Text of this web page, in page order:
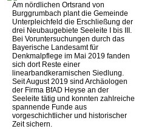
Am nördlichen Ortsrand von
Burggrumbach plant die Gemeinde
Unterpleichfeld die Erschließung der
drei Neubaugebiete Seeleite I bis III.
Bei Voruntersuchungen durch das
Bayerische Landesamt für
Denkmalpflege im Mai 2019 fanden
sich dort Reste einer
linearbandkeramischen Siedlung.
Seit August 2019 sind Archäologen
der Firma BfAD Heyse an der
Seeleite tätig und konnten zahlreiche
spannende Funde aus
vorgeschichtlicher und historischer
Zeit sichern.